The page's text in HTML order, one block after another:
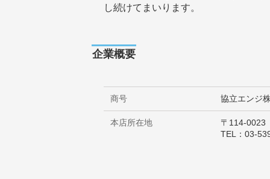
し続けてまいります。
企業概要
商号 協立エンジ
本店所在地
〒114-
TEL：03-